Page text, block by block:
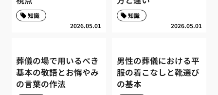
2026.05.01
知識
2026.05.01
知識
葬儀の場で用いるべき
基本の敬語とお悔やみ
の言葉の作法
男性の葬儀における平
服の着こなしと靴選び
の基本